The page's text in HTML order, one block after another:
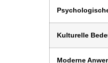
Kulturelle
Moderne